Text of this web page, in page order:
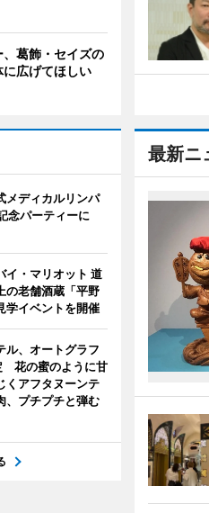
最新ニ
葛飾・セイズの
広げてほしい
メディカルリンパ
念パーティーに
イ・マリオット 道
の老舗酒蔵「平野
学イベントを開催
ル、オートグラフ
花の蜜のように甘
アフタヌーンテ
プチプチと弾む